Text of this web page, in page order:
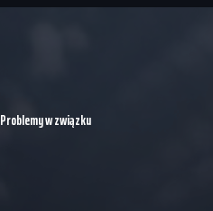
Problemy w związku